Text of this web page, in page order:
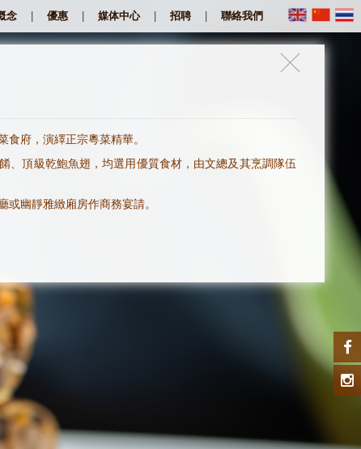
念 | 優惠 | 媒体中心 | 招聘 | 聯絡我們
府，演繹正宗粵菜精華。
、頂級乾鮑魚翅，均選用優質食材，由文總及其烹調隊伍
幽靜雅緻廂房作商務宴請。